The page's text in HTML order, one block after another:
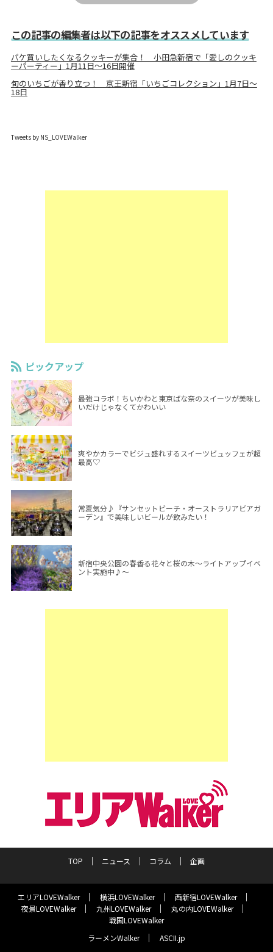
この記事の編集者は以下の記事をオススメしています
パケ買いしたくなるクッキーが集合！ 小田急新宿で「愛しのクッキ
ーパーティー」1月11日～16日開催
旬のいちごが香り立つ！ 京王新宿「いちごコレクション」1月7日～
18日
Tweets by NS_LOVEWalker
ピックアップ
最強コラボ！ちいかわと東京ばな奈のスイーツが美味し
いだけじゃなくてかわいい
爽やかカラーでビジュ盛れするスイーツビュッフェが超
最高♡
常夏気分♪『サンセットビーチ・オーストラリアビアガ
ーデン』で美味しいビールが飲みたい！
新宿中央公園の春香る花々と桜の木～ライトアップイベ
ント実施中♪～
TOP ニュース コラム 企画
エリアLOVEWalker 横浜LOVEWalker
西新宿LOVEWalker
夜景LOVEWalker
九州LOVEWalker
丸の内LOVEWalker
戦国LOVEWalker
ラーメンWalker
ASCII.jp